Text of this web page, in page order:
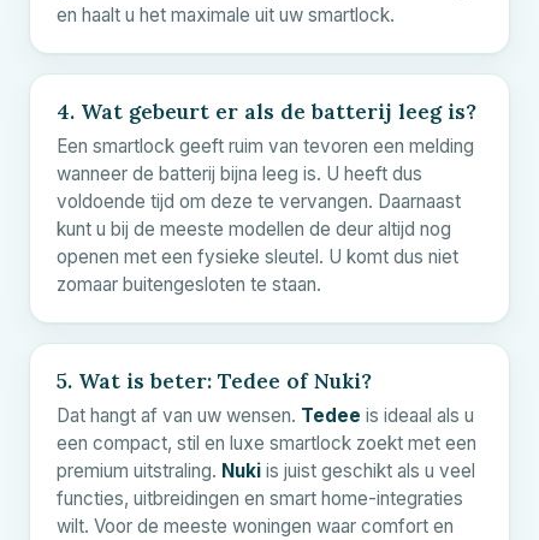
en haalt u het maximale uit uw smartlock.
4. Wat gebeurt er als de batterij leeg is?
Een smartlock geeft ruim van tevoren een melding
wanneer de batterij bijna leeg is. U heeft dus
voldoende tijd om deze te vervangen. Daarnaast
kunt u bij de meeste modellen de deur altijd nog
openen met een fysieke sleutel. U komt dus niet
zomaar buitengesloten te staan.
5. Wat is beter: Tedee of Nuki?
Dat hangt af van uw wensen. Tedee is ideaal als u
een compact, stil en luxe smartlock zoekt met een
premium uitstraling. Nuki is juist geschikt als u veel
functies, uitbreidingen en smart home-integraties
wilt. Voor de meeste woningen waar comfort en